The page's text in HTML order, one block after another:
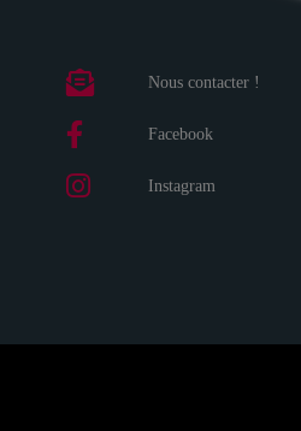
Nous contacter !
Facebook
Instagram